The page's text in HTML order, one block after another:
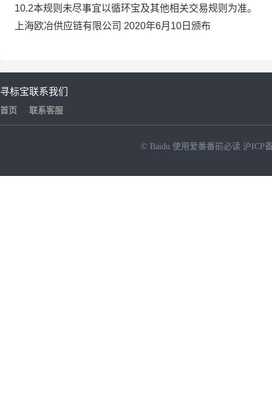
10.2本规则未尽事宜以循环宝及其他相关交易规则为准。
上海欧冶供应链有限公司 2020年6月10日颁布
寻标宝
首页
联系我们
联系客服
© Baidu 使用爱番番前必读 沪ICP